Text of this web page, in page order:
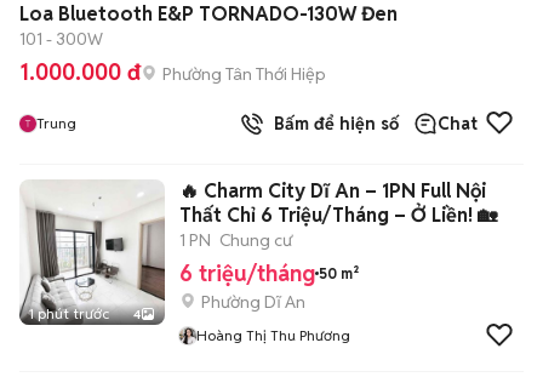
Loa Bluetooth E&P TORNADO-130W Đen
101 - 300W
1.000.000 đ Phường Tân Thới Hiệp
Trung Bấm để hiện số Chat
1 phút trước 4
🔥 Charm City Dĩ An – 1PN Full Nội
Thất Chỉ 6 Triệu/Tháng – Ở Liền! 🏡
1 PN Chung cư
6 triệu/tháng 50 m²
Phường Dĩ An
Hoàng Thị Thu Phương